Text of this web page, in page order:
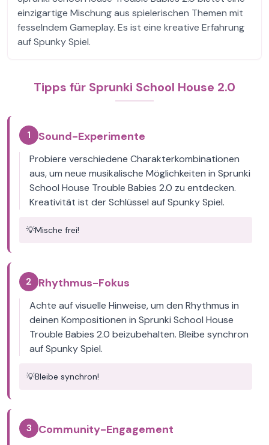
einzigartige Mischung aus spielerischen Themen mit
fesselndem Gameplay. Es ist eine kreative Erfahrung
auf Spunky Spiel.
Tipps für Sprunki School House 2.0
1 Sound-Experimente
Probiere verschiedene Charakterkombinationen
aus, um neue musikalische Möglichkeiten in Sprunki
School House Trouble Babies 2.0 zu entdecken.
Kreativität ist der Schlüssel auf Spunky Spiel.
💡Mische frei!
2 Rhythmus-Fokus
Achte auf visuelle Hinweise, um den Rhythmus in
deinen Kompositionen in Sprunki School House
Trouble Babies 2.0 beizubehalten. Bleibe synchron
auf Spunky Spiel.
💡Bleibe synchron!
3 Community-Engagement